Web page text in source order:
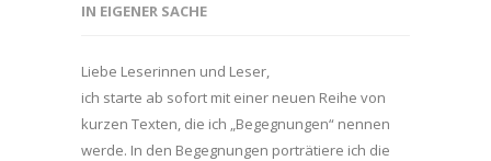
IN EIGENER SACHE
Liebe Leserinnen und Leser,
ich starte ab sofort mit einer neuen Reihe von
kurzen Texten, die ich „Begegnungen“ nennen
werde. In den Begegnungen porträtiere ich die